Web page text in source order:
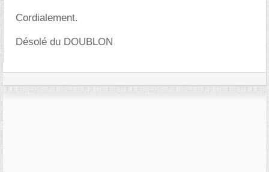
Cordialement.
Désolé du DOUBLON